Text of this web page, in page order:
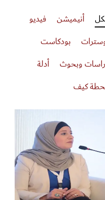
أنيميشن
فيديو
بودكاست
وبحوث
أدلة
كيف